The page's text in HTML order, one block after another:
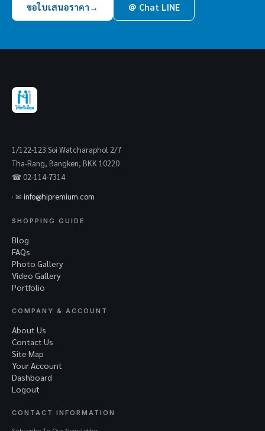
ขอใบเสนอราคา → ＠ Chat LINE
1/122-123 Soi Watcharaphol 2/7
Tha-Rang, Bangken, BKK 10220
☎ 02-114-7314
· ✉ info@hipremium.com
SHOPPING GUIDE
Blog
FAQs
Photo Gallery
Video Gallery
Portfolio
COMPANY & ACCOUNT
About Us
Contact Us
Site Map
Your Account
Dashboard
Logout
CONTACT INFORMATION